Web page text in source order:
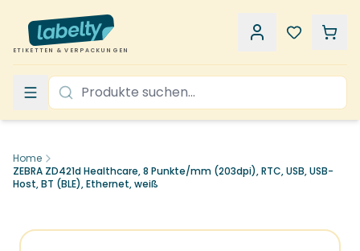
ETIKETTEN & VERPACKUNGEN
Home
ZEBRA ZD421d Healthcare, 8 Punkte/mm (203dpi), RTC, USB, USB-
Host, BT (BLE), Ethernet, weiß